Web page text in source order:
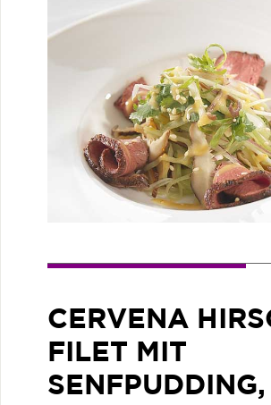
CERVENA
FILET MIT
SENFPUDDING,